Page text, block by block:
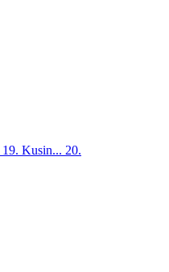
19. Kusin... 20.